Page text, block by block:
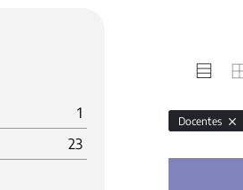
1
23
Docentes